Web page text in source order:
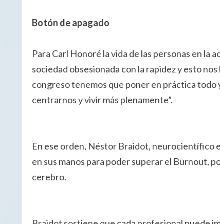
Botón de apagado
Para Carl Honoré la vida de las personas en la
sociedad obsesionada con la rapidez y esto
congreso tenemos que poner en práctica todo
centrarnos y vivir más plenamente”.
En ese orden, Néstor Braidot, neurocientífico
en sus manos para poder superar el Burnout,
cerebro.